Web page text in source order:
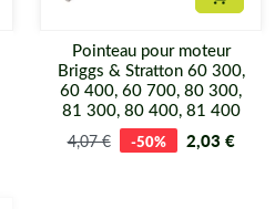
au panier
Pointeau pour moteur
Briggs & Stratton 60 300,
60 400, 60 700, 80 300,
81 300, 80 400, 81 400
4,07 € -50% 2,03 €